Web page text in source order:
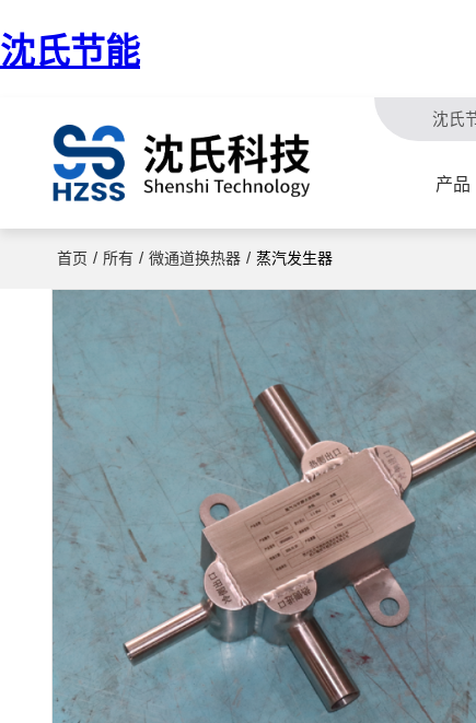
沈氏节能
沈氏
产品
首页 / 所有 / 微通道换热器 / 蒸汽发生器